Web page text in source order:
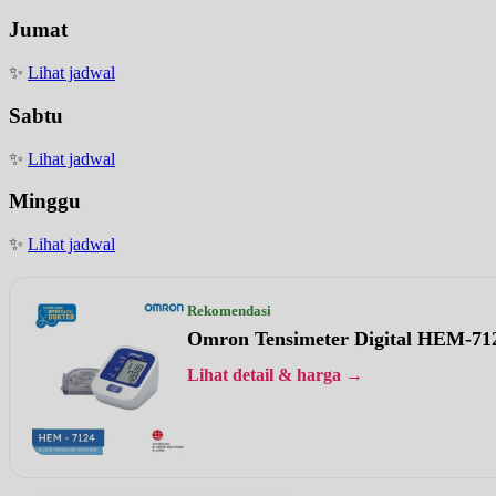
Jumat
✨ Lihat jadwal
Sabtu
✨ Lihat jadwal
Minggu
✨ Lihat jadwal
Rekomendasi
Omron Tensimeter Digital HEM-
Lihat detail & harga →